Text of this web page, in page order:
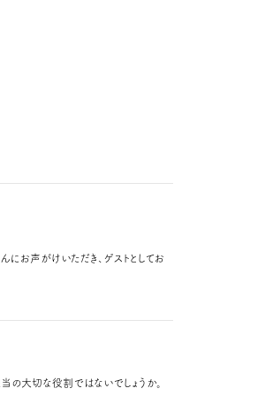
お声がけいただき、ゲストとしてお
の大切な役割ではないでしょうか。